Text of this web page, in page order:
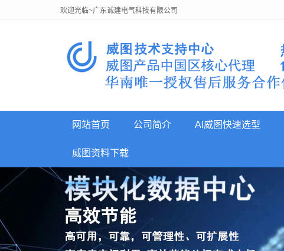
欢迎光临~广东诚建电气科技有限公司
网站首页 公司简介 AI威图快速选型
威图资料下载